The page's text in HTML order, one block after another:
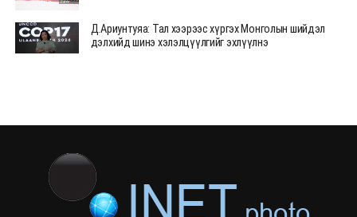
Д.Ариунтуяа: Тал хээрээс хүргэх Монголын шийдэл
дэлхийд шинэ хэлэлцүүлгийг эхлүүлнэ
28/07/2026, 12:04
ХӨВСГӨЛ Нутгийн зөвлөлөөс МУАЖ Д.Цэрэндарьзавт
2 өрөө байр олгоно